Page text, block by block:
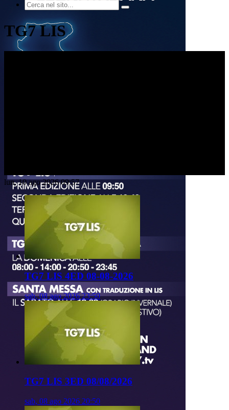
TG7 LIS
lun, 10 ago 2026 09:57
TG7 LIS 4ED 08-08-2026
sab, 08 ago 2026 23:50
TG7 LIS 3ED 08/08/2026
sab, 08 ago 2026 20:50